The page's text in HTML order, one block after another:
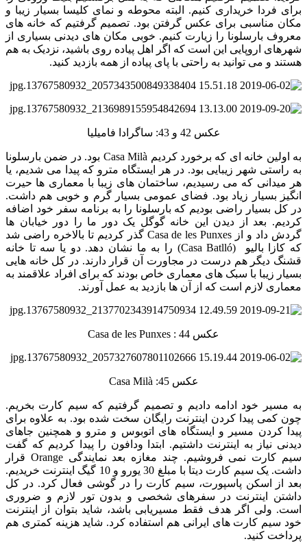
برای فردا خریداری کنیم. البته محوطه و نمای کلیسا بسیار زیبا و
مکان مناسبی برای عکس گرفتن بود. تصمیم گرفتیم که خانه های
معروف بارسلونا را زیارت کنیم. خوبی مکان های دیدنی بسیاری از
شهرهای اروپایی این است که اگر اهل پیاده روی باشید، نزدیک به هم
هستند و می توانید به راحتی با پای پیاده از همه بازدید کنید.
عکس 42 و 43: ساگرادا فامیلیا
به اولین خانه ای که برخورد کردیم Casa Milà بود. در ضمن بارسلونا
به راستی شهر زیبایی بود. در هر ایستگاه مترو که پیدا می شدیم، یا
هر میدانی که می رسیدیم، ساختمان های زیبا با معماری ها حیرت
انگیز بسیار زیاد بود. فضای عمومی بسیار گرم و خوبی هم داشت.
در کل بسیار راضی بودیم که بارسلونا را به برنامه سفر خود اضافه
کردیم. بعد از دیدن این خانه گوگل یک دور ما را دور خیابان ها
گردش داد و از Casa de les Punxes گذر کردیم تا بالاخره راضی شد
که کازا بالیو (Casa Batlló) را به ما نشان دهد. دو یا سه تا خانه
قشنگ دیگر هم درست در مجاورت آن قرار دارند. در کل خانه هایی
بسیار زیبا با سبک های معماری خاص بودند که برای افراد علاقمند به
معماری لازم است که از آن ها بازدید به عمل آورند.
عکس 44 : Casa de les Punxes
عکس 45: Casa Milà
به مسیر خود ادامه دادیم و تصمیم گرفتیم که سیم کارت بخریم.
چون کمی پیدا کردن اینترنت رایگان سخت شده بود. به علاوه برای
پیدا کردن مسیر و ایستگاه های اتوبوس و مترو و همچنین جاهای
دیدنی نیاز به اینترنت داشتیم. ابتدا ودافون را پیدا کردیم که گفت
سیم کارت نمی فروشیم. چند مغازه بعد نمایندگی Orange قرار
داشت. یک سیم کارت دیتا با مبلغ 30 یورو و 10 گیگ اینترنت خریدیم.
بعد از اسکن پاسپورت، سیم کارت را در گوشی فعال کرد. در کل
داشتن اینترنت در سفرهای شخصی و بدون تور لازم و ضروری
است. ولی اگر هدف فقط مسیریابی باشد، شاید بتوان از اینترنت
خود سیم کارت های ایرانی هم استفاده کرد. شاید هزینه کمتری هم
پرداخت کنید.